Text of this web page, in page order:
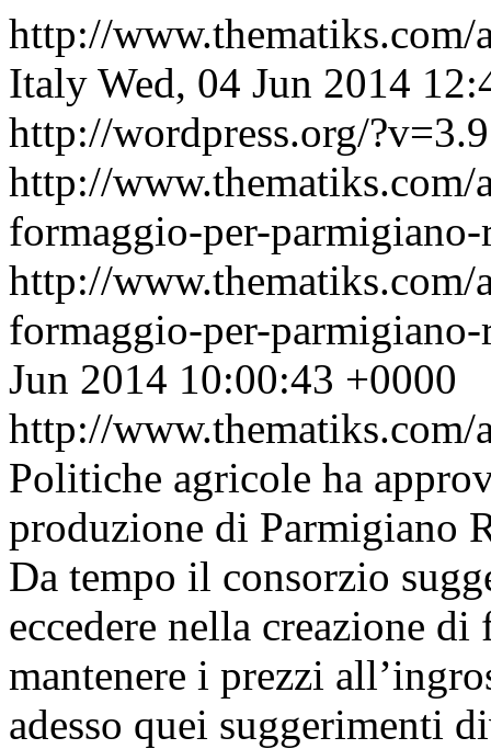
http://
Italy Wed, 04 Jun 2014
http://wordpress.org/
http://
formaggio-per-
http://
formaggio-per-
Jun 2014 10:00:43 +0000
http://www.thematiks.com/
Politiche agricole ha
produzione di Parmigiano
Da tempo il consorzio
eccedere nella creazione
mantenere i prezzi
adesso quei suggerimenti